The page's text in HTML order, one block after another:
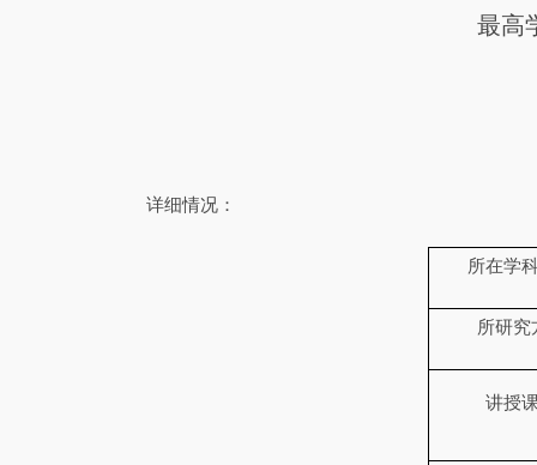
最高
详细情况：
所在学
所研究
讲授